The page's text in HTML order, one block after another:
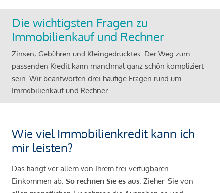
Die wichtigsten Fragen zu
Immobilienkauf und Rechner
Zinsen, Gebühren und Kleingedrucktes: Der Weg zum
passenden Kredit kann manchmal ganz schön kompliziert
sein. Wir beantworten drei häufige Fragen rund um
Immobilienkauf und Rechner.
Wie viel Immobilienkredit kann ich
mir leisten?
Das hängt vor allem von Ihrem frei verfügbaren
Einkommen ab. So rechnen Sie es aus: Ziehen Sie von